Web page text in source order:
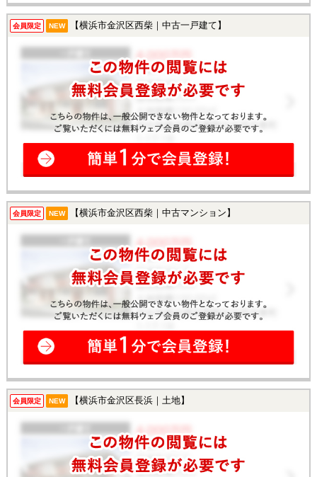
会員限定 NEW 【横浜市金沢区西柴｜中古一戸建て】
会員限定 NEW 【横浜市金沢区西柴｜中古マンション】
会員限定 NEW 【横浜市金沢区長浜｜土地】